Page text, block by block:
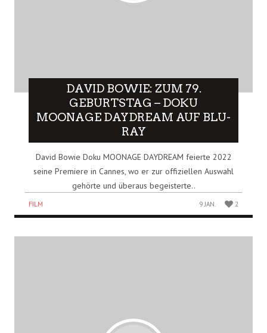
DAVID BOWIE: ZUM 79.
GEBURTSTAG – DOKU
MOONAGE DAYDREAM AUF BLU-
RAY
David Bowie Doku MOONAGE DAYDREAM feierte 2022
seine Premiere in Cannes, wo er zur offiziellen Auswahl
gehörte und überaus begeisterte..
FILM 9 JAN. 2